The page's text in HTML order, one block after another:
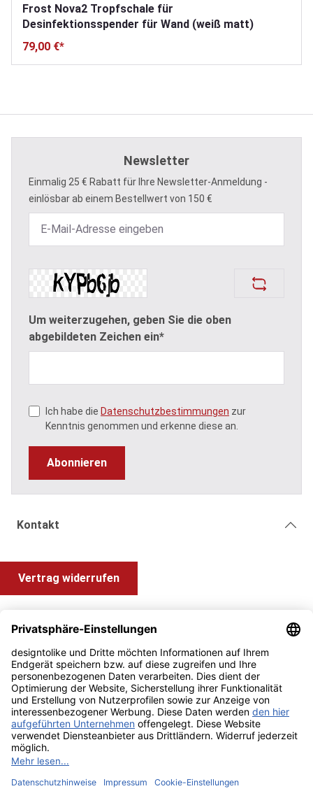
Frost Nova2 Tropfschale für
Desinfektionsspender für Wand (weiß matt)
79,00 €*
Newsletter
Einmalig 25 € Rabatt für Ihre Newsletter-Anmeldung -
einlösbar ab einem Bestellwert von 150 €
Um weiterzugehen, geben Sie die oben
abgebildeten Zeichen ein*
Ich habe die Datenschutzbestimmungen zur
Kenntnis genommen und erkenne diese an.
Abonnieren
Kontakt
Vertrag widerrufen
Information und Impressum
Zahlung & Versand
Impressum AGB